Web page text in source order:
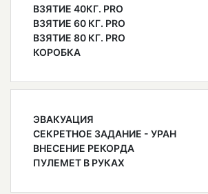
ВЗЯТИЕ 40КГ. PRO
ВЗЯТИЕ 60 КГ. PRO
ВЗЯТИЕ 80 КГ. PRO
КОРОБКА
ЭВАКУАЦИЯ
СЕКРЕТНОЕ ЗАДАНИЕ - УРАН
ВНЕСЕНИЕ РЕКОРДА
ПУЛЕМЕТ В РУКАХ